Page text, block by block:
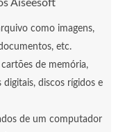
Aiseesoft
como imagens,
etc.
de memória,
discos rígidos e
de um computador